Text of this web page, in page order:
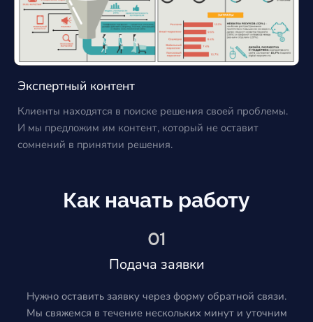
Экспертный контент
Клиенты находятся в поиске решения своей проблемы.
И мы предложим им контент, который не оставит
сомнений в принятии решения.
Как начать работу
01
Подача заявки
Нужно оставить заявку через форму обратной связи.
Мы свяжемся в течение нескольких минут и уточним